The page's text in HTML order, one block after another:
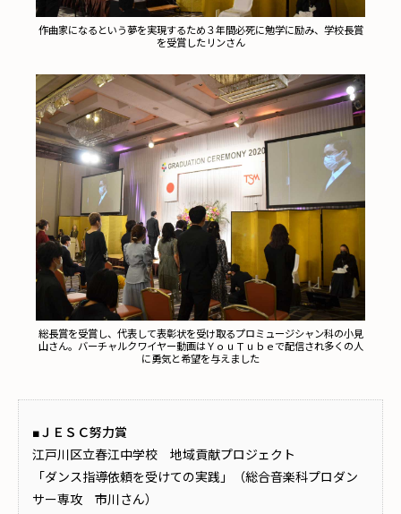
作曲家になるという夢を実現するため３年間必死に勉学に励み、学校長賞
を受賞したリンさん
総長賞を受賞し、代表して表彰状を受け取るプロミュージシャン科の小見
山さん。バーチャルクワイヤー動画はＹｏｕＴｕｂｅで配信され多くの人
に勇気と希望を与えました
■ＪＥＳＣ努力賞
江戸川区立春江中学校 地域貢献プロジェクト
「ダンス指導依頼を受けての実践」（総合音楽科プロダン
サー専攻 市川さん）